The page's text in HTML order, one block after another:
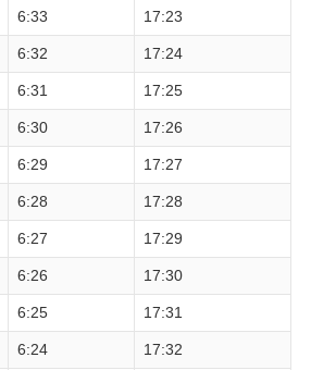
6:33 17:23
6:32 17:24
6:31 17:25
6:30 17:26
6:29 17:27
6:28 17:28
6:27 17:29
6:26 17:30
6:25 17:31
6:24 17:32